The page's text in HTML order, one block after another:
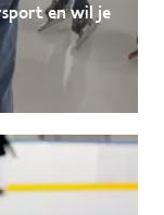
en wil je